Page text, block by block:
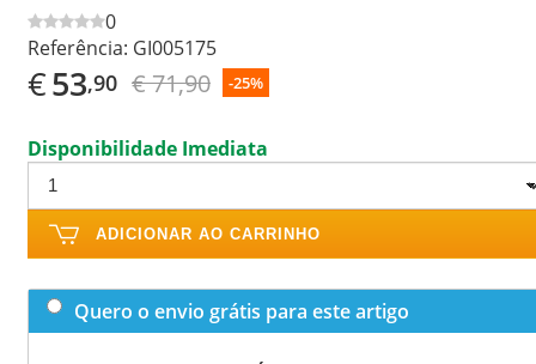
0
Referência: GI005175
€53,90 € 71,90 -25%
Disponibilidade Imediata
ADICIONAR AO CARRINHO
Quero o envio grátis para este artigo